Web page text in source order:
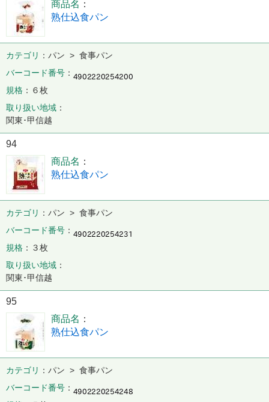
商品名
熟仕込食パン
カテゴリ
パン > 食事パン
バーコード番号
規格
６枚
取り扱い地域
関東･甲信越
94
商品名
熟仕込食パン
カテゴリ
パン > 食事パン
バーコード番号
規格
３枚
取り扱い地域
関東･甲信越
95
商品名
熟仕込食パン
カテゴリ
パン > 食事パン
バーコード番号